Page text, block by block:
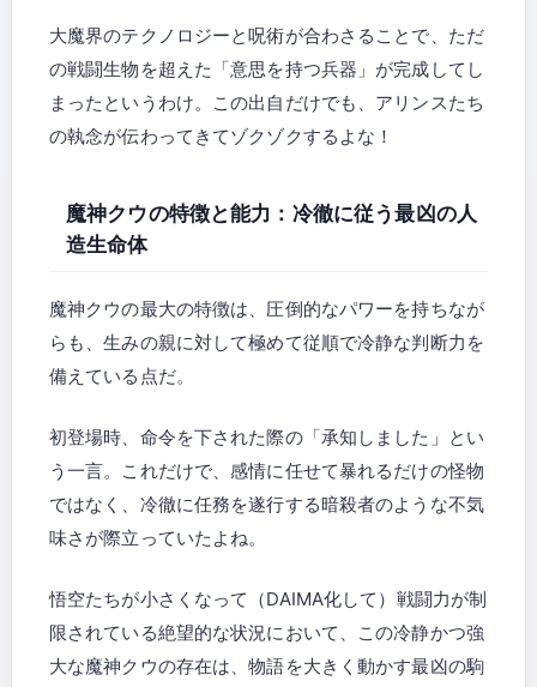
大魔界のテクノロジーと呪術が合わさることで、ただ
の戦闘生物を超えた「意思を持つ兵器」が完成してし
まったというわけ。この出自だけでも、アリンスたち
の執念が伝わってきてゾクゾクするよな！
魔神クウの特徴と能力：冷徹に従う最凶の人
造生命体
魔神クウの最大の特徴は、圧倒的なパワーを持ちなが
らも、生みの親に対して極めて従順で冷静な判断力を
備えている点だ。
初登場時、命令を下された際の「承知しました」とい
う一言。これだけで、感情に任せて暴れるだけの怪物
ではなく、冷徹に任務を遂行する暗殺者のような不気
味さが際立っていたよね。
悟空たちが小さくなって（DAIMA化して）戦闘力が制
限されている絶望的な状況において、この冷静かつ強
大な魔神クウの存在は、物語を大きく動かす最凶の駒